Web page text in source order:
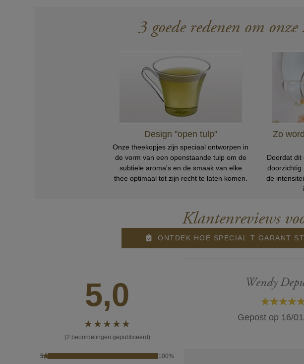
3 goede redenen om
Design "open tulp"
Onze theekopjes zijn speciaal ontworpen in
de vorm van een openstaande tulp om de
subtiele aroma's en de smaak van elke
thee optimaal tot zijn recht te laten komen.
Zo
Doordat dit
doorzichtig
de
Klantenreviews
ONTDEK HOE SPECIAL.T GARANT
5,0
(2 beoordelingen gepubliceerd)
5★ 100%
Wendy
100%
Gepost op 16/